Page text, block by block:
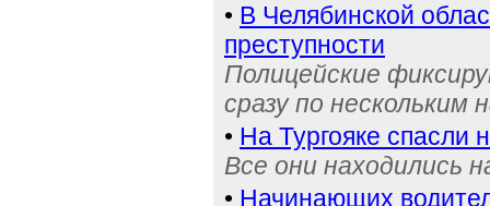
• В Челябинской
преступности
Полицейские
сразу по нескольким
• На Тургояке спасли
Все они находились
• Начинающих